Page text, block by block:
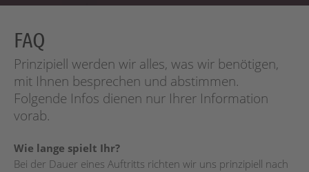
FAQ
Prinzipiell werden wir alles, was wir benötigen,
mit Ihnen besprechen und abstimmen.
Folgende Infos dienen nur Ihrer Information
vorab.
Wie lange spielt Ihr?
Bei der Dauer eines Auftritts richten wir uns prinzipiell nach